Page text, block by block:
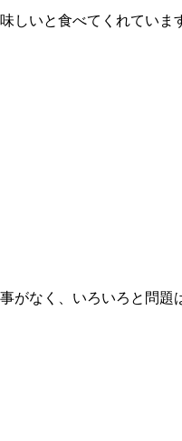
しいと食べてくれていま
がなく、いろいろと問題